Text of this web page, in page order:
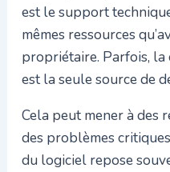
est le support
mêmes ressources
propriétaire. Parfois,
est la seule source de
Cela peut mener à des
des problèmes
du logiciel repose